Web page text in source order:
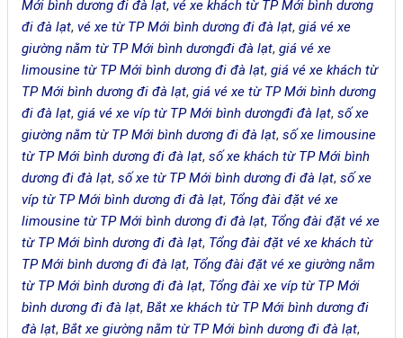
Mới bình dương đi đà lạt, vé xe khách từ TP Mới bình dương
đi đà lạt, vé xe từ TP Mới bình dương đi đà lạt,giá vé xe
giường nằm từ TP Mới bình dươngđi đà lạt,giá vé xe
limousine từ TP Mới bình dương đi đà lạt,giá vé xe khách từ
TP Mới bình dương đi đà lạt,giá vé xe từ TP Mới bình dương
đi đà lạt,giá vé xe víp từ TP Mới bình dươngđi đà lạt,số xe
giường nằm từ TP Mới bình dương đi đà lạt,số xe limousine
từ TP Mới bình dương đi đà lạt,số xe khách từ TP Mới bình
dương đi đà lạt,số xe từ TP Mới bình dương đi đà lạt,số xe
víp từ TP Mới bình dương đi đà lạt, Tổng đài đặt vé xe
limousine từ TP Mới bình dương đi đà lạt, Tổng đài đặt vé xe
từ TP Mới bình dương đi đà lạt, Tổng đài đặt vé xe khách từ
TP Mới bình dương đi đà lạt, Tổng đài đặt vé xe giường nằm
từ TP Mới bình dương đi đà lạt, Tổng đài xe víp từ TP Mới
bình dương đi đà lạt,Bắt xe khách từ TP Mới bình dương đi
đà lạt,Bắt xe giường nằm từ TP Mới bình dương đi đà lạt,